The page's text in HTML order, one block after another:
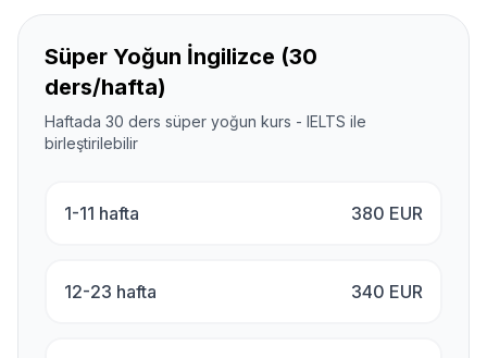
Süper Yoğun İngilizce (30
ders/hafta)
Haftada 30 ders süper yoğun kurs - IELTS ile
birleştirilebilir
1-11 hafta 380 EUR
12-23 hafta 340 EUR